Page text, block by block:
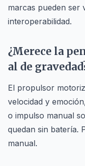
marcas pueden ser
interoperabilidad.
¿Merece la
al de
El propulsor
velocidad y
o impulso manual
quedan sin batería.
manual.